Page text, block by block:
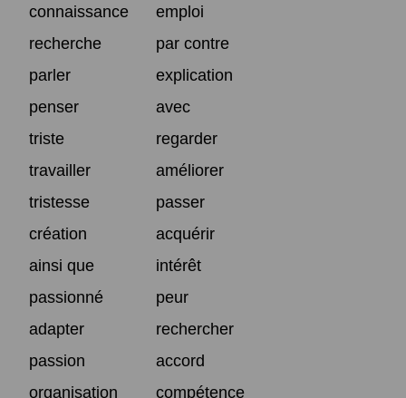
connaissance
emploi
recherche
par contre
parler
explication
penser
avec
triste
regarder
travailler
améliorer
tristesse
passer
création
acquérir
ainsi que
intérêt
passionné
peur
adapter
rechercher
passion
accord
organisation
compétence